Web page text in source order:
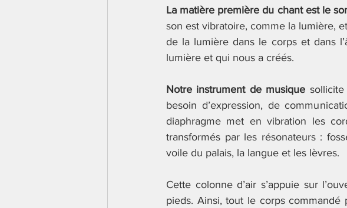
La matière première du chant est le
son est vibratoire, comme la lumière,
de la lumière dans le corps et dans
lumière et qui nous a créés.
Notre instrument de musique
besoin d’expression, de
diaphragme met en vibration les
transformés par les résonateurs :
voile du palais, la langue et les lèvres.
Cette colonne d’air s’appuie sur
pieds. Ainsi, tout le corps